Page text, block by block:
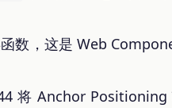
函数，这是 Web
将 Anchor Positioning